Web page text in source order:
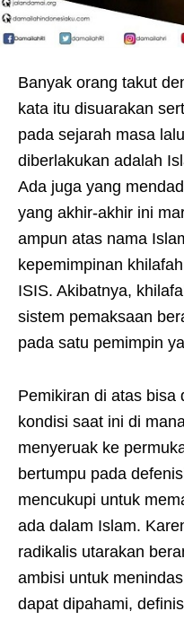
Banyak orang takut
kata itu disuarakan
pada sejarah masa
diberlakukan adalah
Ada juga yang
yang akhir-akhir ini
ampun atas nama
kepemimpinan
ISIS. Akibatnya,
sistem pemaksaan
pada satu pemimpin
Pemikiran di atas bisa
kondisi saat ini di
menyeruak ke
bertumpu pada
mencukupi untuk
ada dalam Islam.
radikalis utarakan
ambisi untuk
dapat dipahami,